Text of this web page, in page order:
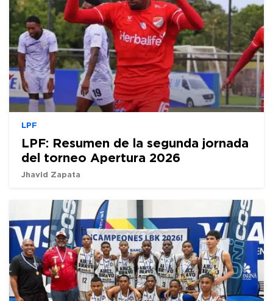
LPF
LPF: Resumen de la segunda jornada
del torneo Apertura 2026
Jhavid Zapata